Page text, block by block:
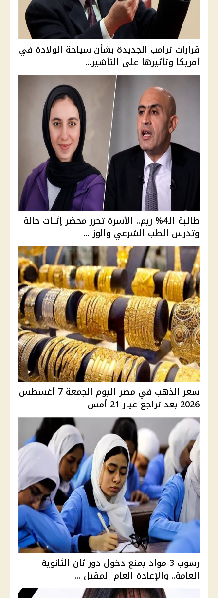
قرارات ترامب الجديدة بشأن سياحة الولادة في
أمريكا وتأثيرها على التأشير...
طالبة الـ4% ريم.. الأسرة تحرر محضر إثبات حالة
وتدرس الطب الشرعي والوزا...
سعر الذهب في مصر اليوم الجمعة 7 أغسطس
2026 بعد تراجع عيار 21 أمس
رسوب 3 مواد يمنع دخول دور ثان الثانوية
العامة.. والإعادة العام المقبل ...